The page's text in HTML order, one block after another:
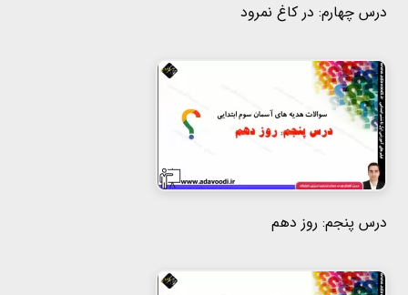
درس چهارم: در کاغ نمرود
درس پنجم: روز دهم